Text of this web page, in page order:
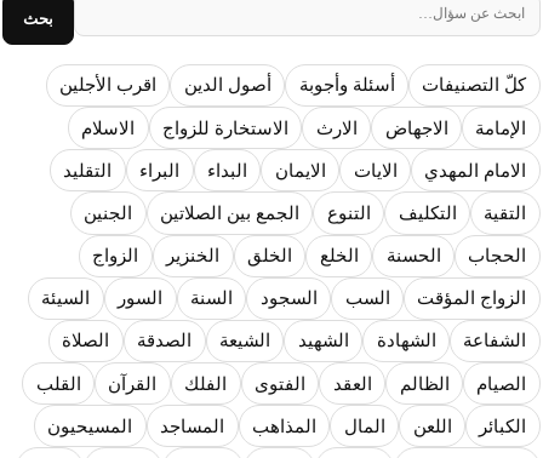
علاقات المذاهب والأديان لا يجوز أن تكون على حساب الأوطان
لن تحمينا مذاهبنا ولا طوائفنا ولا أحزابنا ولا جماعاتنا، بل الإنصهار الوطني والدولة
المذاهب ليست قدرًا لا يمكن تجاوزه
ليست المنفعة تأتي من إسلامية النّظام كما لا تأتي المضرة من مسيحية النظام
المتهاون بوطنه متهاون بدينه حتماً
نسج العلاقة مع الآخر تكون من خلال منظومة القيم و المبادئ الانسانية التي تجعل
بحث
كلّ التصنيفات أسئلة وأجوبة أصول الدين اقرب الأجلين
الإمامة الاجهاض الارث الاستخارة للزواج الاسلام
الامام المهدي الايات الايمان البداء البراء التقليد
التقية التكليف التنوع الجمع بين الصلاتين الجنين
الحجاب الحسنة الخلع الخلق الخنزير الزواج
الزواج المؤقت السب السجود السنة السور السيئة
الشفاعة الشهادة الشهيد الشيعة الصدقة الصلاة
الصيام الظالم العقد الفتوى الفلك القرآن القلب
الكبائر اللعن المال المذاهب المساجد المسيحيون